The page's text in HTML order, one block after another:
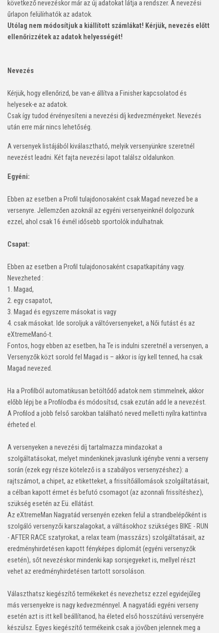
következő nevezéskor már az új adatokat látja a rendszer. A nevezési
űrlapon felülírhatók az adatok.
Utólag nem módosítjuk a kiállított számlákat! Kérjük, nevezés előtt
ellenőrizzétek az adatok helyességét!
Nevezés
Kérjük, hogyellenőrizd, be van-e állítva a Finisher kapcsolatod és
helyesek-e az adatok.
Csak így tudod érvényesíteni a nevezési díj kedvezményeket. Nevezés
után erre már nincs lehetőség.
A versenyek listájából kiválasztható, melyik versenyünkre szeretnél
nevezést leadni. Két fajta nevezési lapot találsz oldalunkon.
Egyéni:
Ebben az esetben a Profil tulajdonosaként csak Magad nevezed be a
versenyre. Jellemzően azoknál az egyéni versenyeinknél dolgozunk
ezzel, ahol csak 16 évnél idősebb sportolók indulhatnak.
Csapat:
Ebben az esetben a Profil tulajdonosaként csapatkapitány vagy.
Nevezheted :
1. Magad,
2. egy csapatot,
3. Magad és egyszerre másokat is vagy
4. csak másokat. Ide soroljuk a váltóversenyeket, a Női futást és az
eXtremeManó-t.
Fontos, hogy ebben az esetben, ha Te is indulni szeretnél a versenyen, a
Versenyzők közt sorold fel Magad is – akkor is így kell tenned, ha csak
Magad nevezed.
Ha a Profilból automatikusan betöltődő adatok nem stimmelnek, akkor
előbb lépj be a Profilodba és módosítsd, csak ezután add le a nevezést.
A Profilod a jobb felső sarokban található neved melletti nyílra kattintva
érheted el.
A versenyeken a nevezési díj tartalmazza mindazokat a
szolgáltatásokat, melyet mindenkinek javaslunk igénybe venni a verseny
során (ezek egy része kötelező is a szabályos versenyzéshez): a
rajtszámot, a chipet, az etiketteket, a frissítőállomások szolgáltatásait,
a célban kapott érmet és befutó csomagot (az azonnali frissítéshez),
szükség esetén az Eü. ellátást.
Az eXtremeMan Nagyatád versenyén ezeken felül a strandbelépőként is
szolgáló versenyzői karszalagokat, a váltásokhoz szükséges BIKE - RUN
- AFTER RACE szatyrokat, a relax team (masszázs) szolgáltatásait, az
eredményhirdetésen kapott fényképes diplomát (egyéni versenyzők
esetén), sőt nevezéskor mindenki kap sorsjegyeket is, mellyel részt
vehet az eredményhirdetésen tartott sorsoláson.
Választhatsz kiegészítő termékeket és nevezhetsz ezzel egyidejűleg
más versenyekre is nagy kedvezménnyel. A nagyatádi egyéni verseny
esetén azt is itt kell beállítanod, ha életed első hosszútávú versenyére
készülsz. Egyes kiegészítő termékeink csak a jövőben jelennek meg a